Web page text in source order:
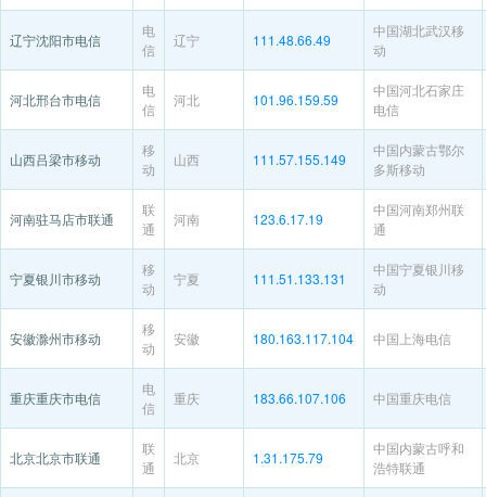
辽宁沈阳市电信
电
信
辽宁 111.48.66.49
中国湖北武汉移
动
河北邢台市电信
电
信
河北 101.96.159.59
中国河北石家庄
电信
山西吕梁市移动
移
动
山西 111.57.155.149
中国内蒙古鄂尔
多斯移动
河南驻马店市联通
联
通
河南 123.6.17.19
中国河南郑州联
通
宁夏银川市移动
移
动
宁夏 111.51.133.131
中国宁夏银川移
动
安徽滁州市移动
移
动
安徽 180.163.117.104 中国上海电信
重庆重庆市电信
电
信
重庆 183.66.107.106 中国重庆电信
北京北京市联通
联
通
北京 1.31.175.79
中国内蒙古呼和
浩特联通